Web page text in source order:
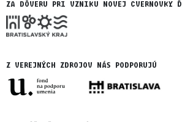
ZA DÔVERU PRI VZNIKU NOVEJ CVERNOVKY
Z VEREJNÝCH ZDROJOV NÁS PODPORUJÚ